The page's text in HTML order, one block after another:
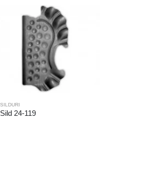
SILDURI
Sild 24-119